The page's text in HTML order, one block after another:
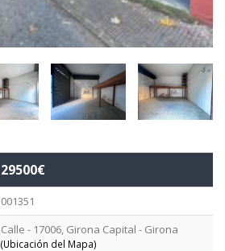
29500€
001351
Calle - 17006, Girona Capital - Girona
(Ubicación del Mapa)